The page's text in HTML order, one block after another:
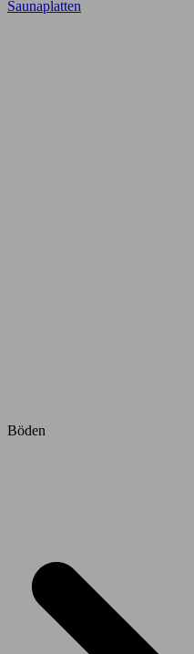
Saunaplatten
Böden